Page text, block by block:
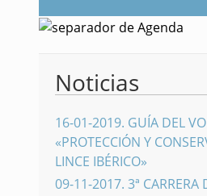
Noticias
16-01-2019. GUÍA DEL
«PROTECCIÓN Y
LINCE IBÉRICO»
09-11-2017. 3ª CARRERA